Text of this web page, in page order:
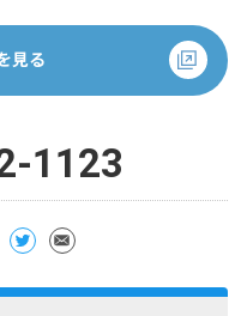
見る
1123